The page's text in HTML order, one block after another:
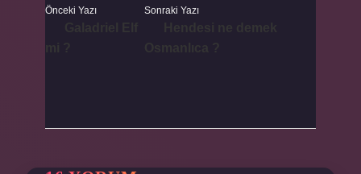
Önceki Yazı Sonraki Yazı